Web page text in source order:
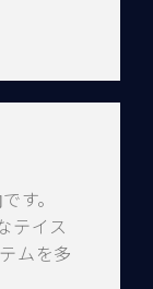
す。
テイス
ムを多